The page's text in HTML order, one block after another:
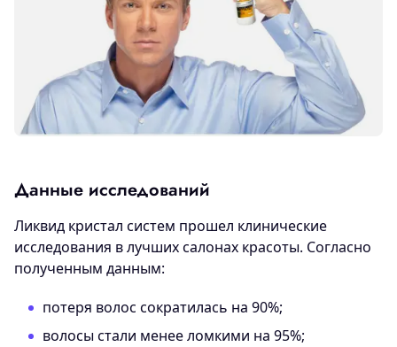
Данные исследований
Ликвид кристал систем прошел клинические
исследования в лучших салонах красоты. Согласно
полученным данным:
потеря волос сократилась на 90%;
волосы стали менее ломкими на 95%;